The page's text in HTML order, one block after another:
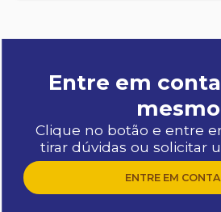
Entre em
Clique no botão e entre
tirar dúvidas ou solicitar
ENTRE EM